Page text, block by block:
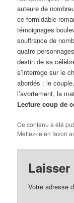
auteure de
ce formidable
témoignages
souffrance de
quatre
destin de sa
s’interroge sur le
abordés : le
l’avortement, la
Lecture coup de
Ce contenu a été
Mettez-le en favori
Votre adresse